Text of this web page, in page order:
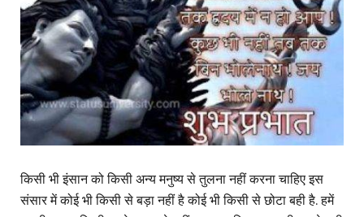
किसी भी इंसान को किसी अन्य मनुष्य से तुलना नहीं करना चाहिए इस
संसार में कोई भी किसी से बड़ा नहीं है कोई भी किसी से छोटा बही है. हमें